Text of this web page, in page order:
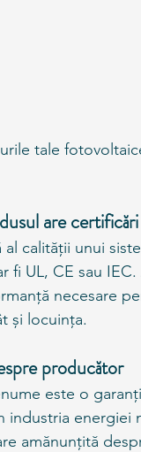
tale
are
al calității unui
fi UL, CE sau
necesare
și locuința.
producător
este o
industria energiei
amănunțită